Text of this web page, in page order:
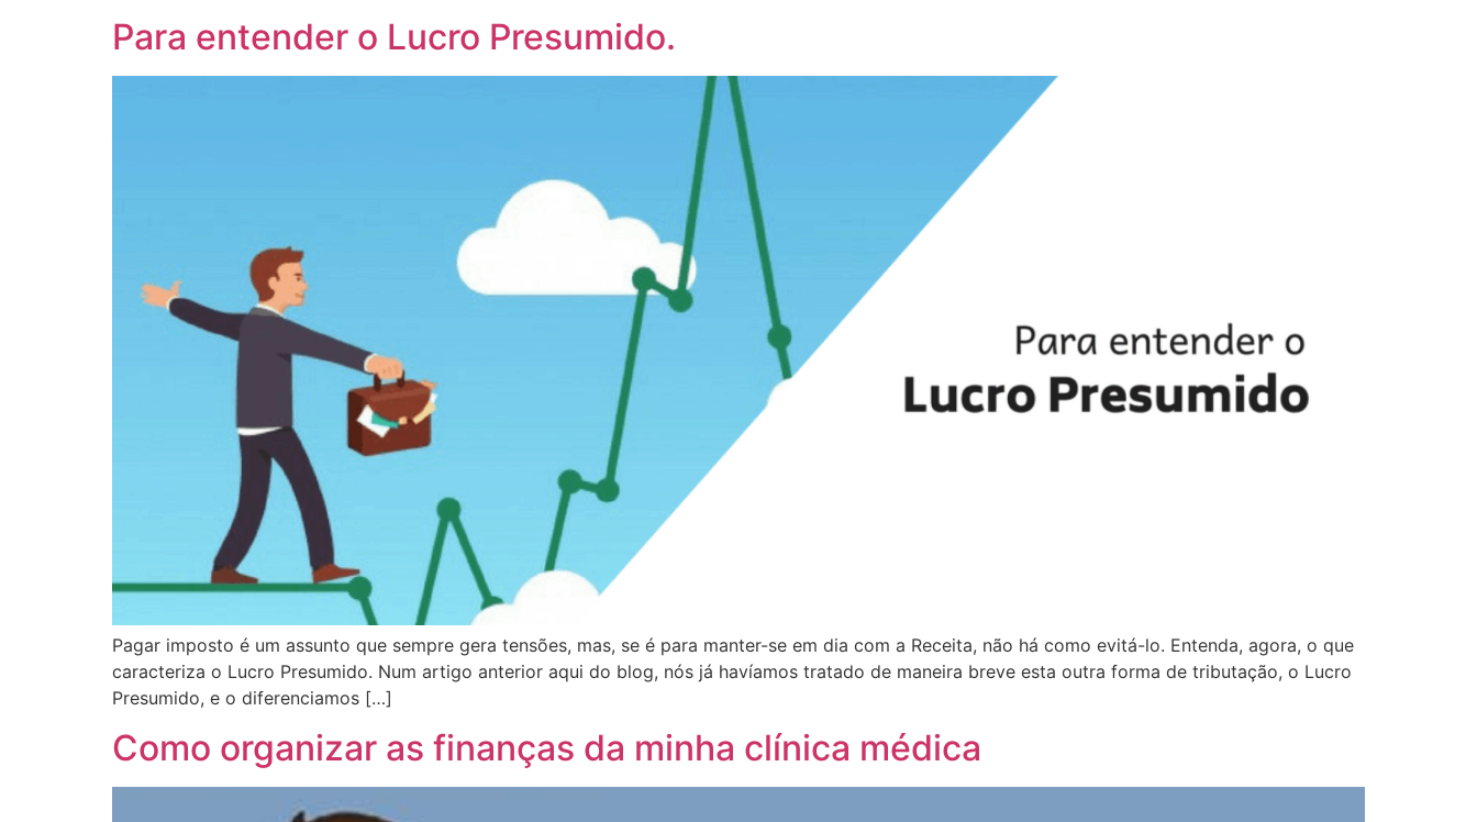
Para entender o Lucro Presumido.
Pagar imposto é um assunto que sempre gera tensões, mas, se é para manter-se em dia com a Receita, não há como evitá-lo. Entenda, agora, o que
caracteriza o Lucro Presumido. Num artigo anterior aqui do blog, nós já havíamos tratado de maneira breve esta outra forma de tributação, o Lucro
Presumido, e o diferenciamos […]
Como organizar as finanças da minha clínica médica